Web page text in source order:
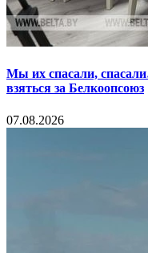
Мы их спасали,
взяться за Белкоопсоюз
07.08.2026